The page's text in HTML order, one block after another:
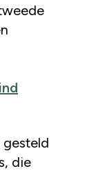
gesteld
die